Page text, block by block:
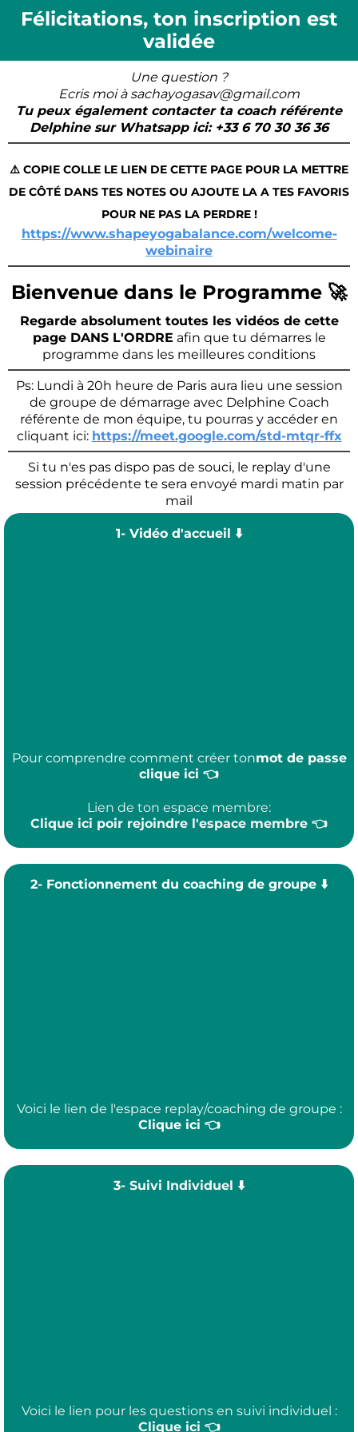
Félicitations, ton inscription est
validée
Une question ?
Ecris moi à sachayogasav@gmail.com
Tu peux également contacter ta coach référente
Delphine sur Whatsapp ici: +33 6 70 30 36 36
⚠️ COPIE COLLE LE LIEN DE CETTE PAGE POUR LA METTRE
DE CÔTÉ DANS TES NOTES OU AJOUTE LA A TES FAVORIS
POUR NE PAS LA PERDRE !
https://www.shapeyogabalance.com/welcome-
webinaire
Bienvenue dans le Programme 🚀
Regarde absolument toutes les vidéos de cette
page DANS L'ORDRE afin que tu démarres le
programme dans les meilleures conditions
Ps: Lundi à 20h heure de Paris aura lieu une session
de groupe de démarrage avec Delphine Coach
référente de mon équipe, tu pourras y accéder en
cliquant ici: https://meet.google.com/std-mtqr-ffx
Si tu n'es pas dispo pas de souci, le replay d'une
session précédente te sera envoyé mardi matin par
mail
1- Vidéo d'accueil ⬇️
Pour comprendre comment créer tonmot de passe
clique ici 👈
Lien de ton espace membre:
Clique ici poir rejoindre l'espace membre 👈
2- Fonctionnement du coaching de groupe ⬇️
Voici le lien de l'espace replay/coaching de groupe :
Clique ici 👈
3- Suivi Individuel ⬇️
Voici le lien pour les questions en suivi individuel :
Clique ici 👈